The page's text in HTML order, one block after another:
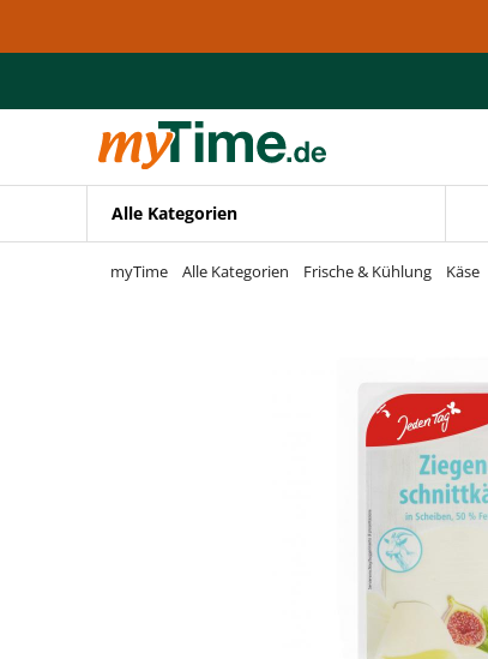
Zur Navigation springen
Alle Kategorien
myTime Alle Kategorien Frische & Kühlung Käse